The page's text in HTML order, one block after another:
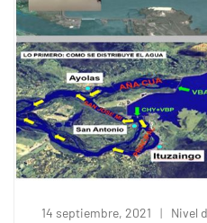
14 septiembre, 2021 Nivel